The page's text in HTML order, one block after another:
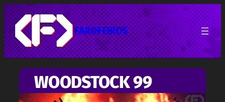
Pular
para
o
conteúdo
FAROFEIROS
WOODSTOCK 99